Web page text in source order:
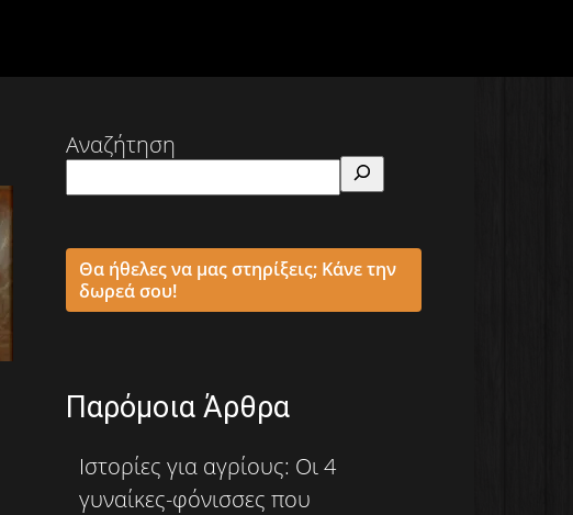
Αναζήτηση
Θα ήθελες να μας στηρίξεις; Κάνε την
δωρεά σου!
Παρόμοια Άρθρα
Ιστορίες για αγρίους: Οι 4
γυναίκες-φόνισσες που